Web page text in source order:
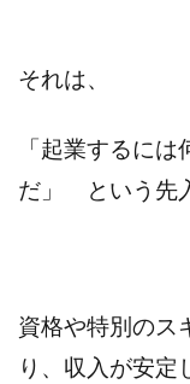
それは、
「起業するに
だ」 という先
資格や特別のス
り、収入が安定